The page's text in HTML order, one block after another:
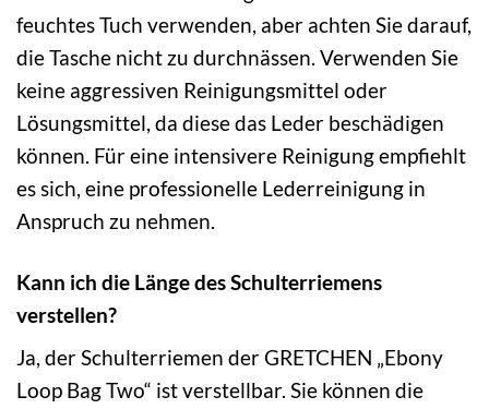
feuchtes Tuch verwenden, aber achten Sie darauf,
die Tasche nicht zu durchnässen. Verwenden Sie
keine aggressiven Reinigungsmittel oder
Lösungsmittel, da diese das Leder beschädigen
können. Für eine intensivere Reinigung empfiehlt
es sich, eine professionelle Lederreinigung in
Anspruch zu nehmen.
Kann ich die Länge des Schulterriemens
verstellen?
Ja, der Schulterriemen der GRETCHEN „Ebony
Loop Bag Two“ ist verstellbar. Sie können die